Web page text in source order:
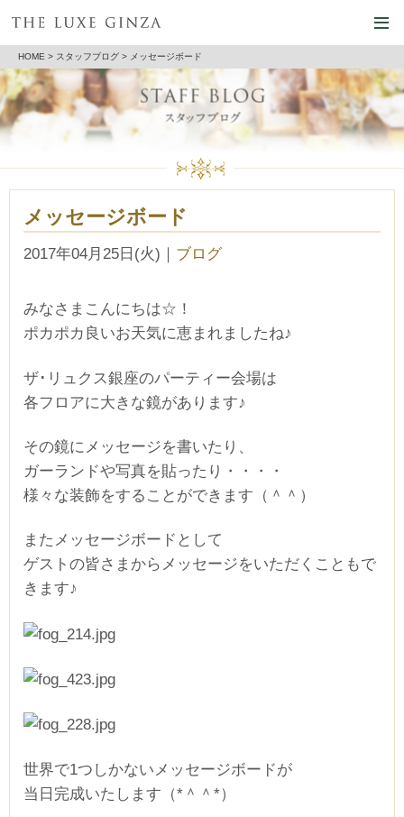
HOME > スタッフブログ > メッセージボード
メッセージボード
2017年04月25日(火) ｜ ブログ
みなさまこんにちは☆！
ポカポカ良いお天気に恵まれましたね♪
ザ･リュクス銀座のパーティー会場は
各フロアに大きな鏡があります♪
その鏡にメッセージを書いたり、
ガーランドや写真を貼ったり・・・・
様々な装飾をすることができます（＾＾）
またメッセージボードとして
ゲストの皆さまからメッセージをいただくこともで
きます♪
世界で1つしかないメッセージボードが
当日完成いたします（*＾＾*）